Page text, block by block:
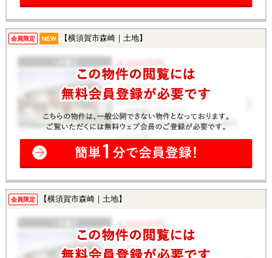
会員限定 NEW 【横須賀市森崎｜土地】
会員限定 【横須賀市森崎｜土地】